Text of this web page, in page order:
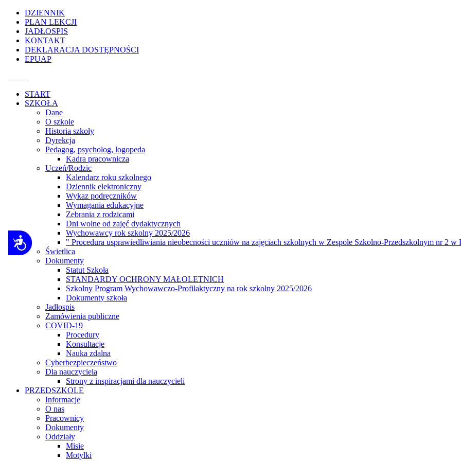
witryna
zawiera
system
dostępności.
Nacisnij
F11,
dostosować
witrynę
niedowidzących
korzystających
ekranowego;
dostępności.
Dostępność
DZIENNIK
PLAN LEKCJI
JADŁOSPIS
KONTAKT
DEKLARACJA DOSTĘPNOŚCI
EPUAP
START
SZKOŁA
Dane
O szkole
Historia szkoły
Dyrekcja
Pedagog, psycholog, logopeda
Kadra pracownicza
Uczeń/Rodzic
Kalendarz roku szkolnego
Dziennik elektroniczny
Wykaz podręczników
Wymagania edukacyjne
Zebrania z rodzicami
Dni wolne od zajęć dydaktycznych
Wychowawcy rok szkolny 2025/2026
" Procedura usprawiedliwiania nieobecności uczniów na zajęciach szkolnych w Zespole Szkolno-Przedszkolnym nr 2 w
Świetlica
Dokumenty
Statut Szkoła
STANDARDY OCHRONY MAŁOLETNICH
Szkolny Program Wychowawczo-Profilaktyczny na rok szkolny 2025/2026
Dokumenty szkoła
Jadłospis
Zamówienia publiczne
COVID-19
Procedury
Konsultacje
Nauka zdalna
Cyberbezpieczeństwo
Dla nauczyciela
Strony z inspiracjami dla nauczycieli
PRZEDSZKOLE
Informacje
O nas
Pracownicy
Dokumenty
Oddziały
Misie
Motylki